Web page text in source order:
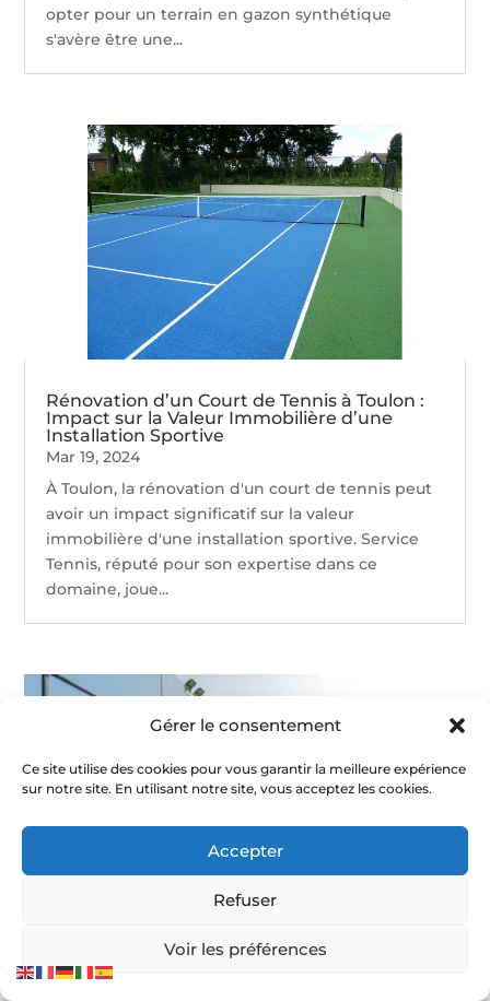
Gérer le consentement
Ce site utilise des cookies pour vous garantir la meilleure expérience
sur notre site. En utilisant notre site, vous acceptez les cookies.
Accepter
Refuser
Voir les préférences
opter pour un terrain en gazon synthétique
s'avère être une...
Rénovation d’un Court de Tennis à Toulon :
Impact sur la Valeur Immobilière d’une
Installation Sportive
Mar 19, 2024
À Toulon, la rénovation d'un court de tennis peut
avoir un impact significatif sur la valeur
immobilière d'une installation sportive. Service
Tennis, réputé pour son expertise dans ce
domaine, joue...